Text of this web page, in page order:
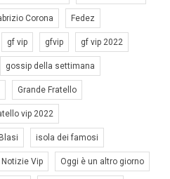
Corona Fedez
gf vip gfvip gf vip 2022
gossip della settimana
Grande Fratello
vip 2022
isola dei famosi
Notizie Vip Oggi è un altro giorno